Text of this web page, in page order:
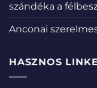
szándéka a
Anconai
HASZNOS